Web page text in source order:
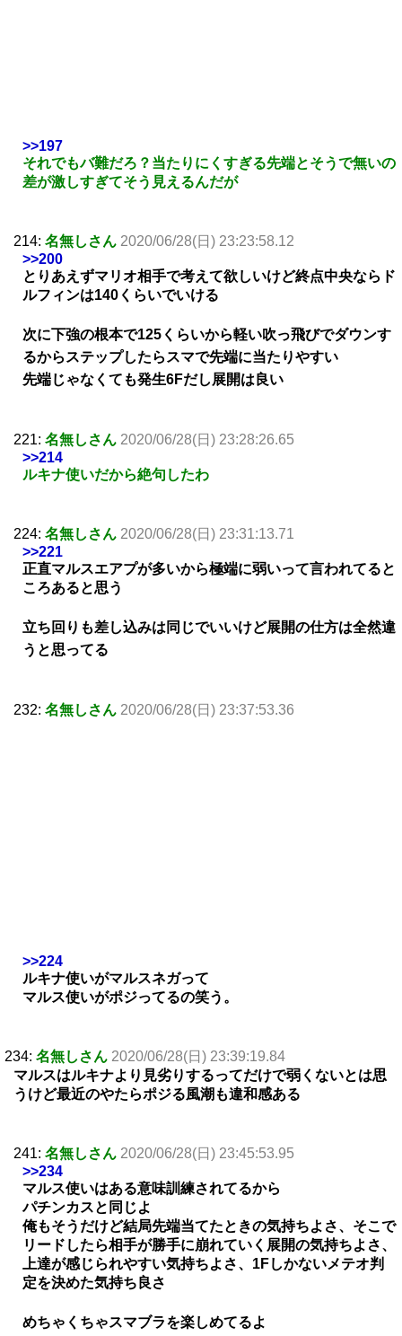
>>197
それでもバ難だろ？当たりにくすぎる先端とそうで無いの
差が激しすぎてそう見えるんだが
214: 名無しさん 2020/06/28(日) 23:23:58.12
>>200
とりあえずマリオ相手で考えて欲しいけど終点中央ならド
ルフィンは140くらいでいける
次に下強の根本で125くらいから軽い吹っ飛びでダウンす
るからステップしたらスマで先端に当たりやすい
先端じゃなくても発生6Fだし展開は良い
221: 名無しさん 2020/06/28(日) 23:28:26.65
>>214
ルキナ使いだから絶句したわ
224: 名無しさん 2020/06/28(日) 23:31:13.71
>>221
正直マルスエアプが多いから極端に弱いって言われてると
ころあると思う
立ち回りも差し込みは同じでいいけど展開の仕方は全然違
うと思ってる
232: 名無しさん 2020/06/28(日) 23:37:53.36
>>224
ルキナ使いがマルスネガって
マルス使いがポジってるの笑う。
234: 名無しさん 2020/06/28(日) 23:39:19.84
マルスはルキナより見劣りするってだけで弱くないとは思
うけど最近のやたらポジる風潮も違和感ある
241: 名無しさん 2020/06/28(日) 23:45:53.95
>>234
マルス使いはある意味訓練されてるから
パチンカスと同じよ
俺もそうだけど結局先端当てたときの気持ちよさ、そこで
リードしたら相手が勝手に崩れていく展開の気持ちよさ、
上達が感じられやすい気持ちよさ、1Fしかないメテオ判
定を決めた気持ち良さ
めちゃくちゃスマブラを楽しめてるよ